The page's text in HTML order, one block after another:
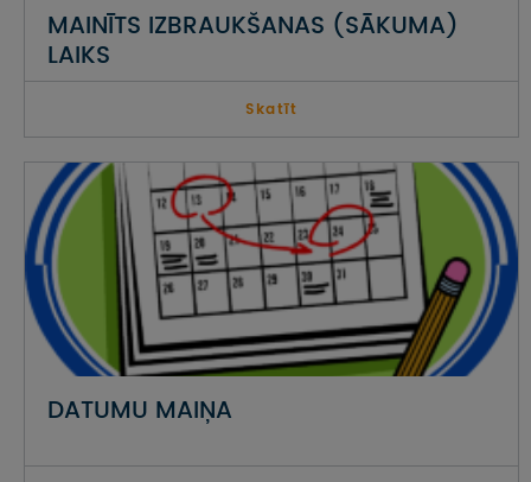
MAINĪTS IZBRAUKŠANAS (SĀKUMA)
LAIKS
Skatīt
DATUMU MAIŅA